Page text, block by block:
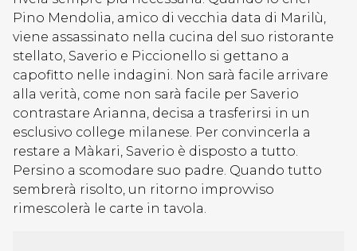
Pino Mendolia, amico di vecchia data di Marilù,
viene assassinato nella cucina del suo ristorante
stellato, Saverio e Piccionello si gettano a
capofitto nelle indagini. Non sarà facile arrivare
alla verità, come non sarà facile per Saverio
contrastare Arianna, decisa a trasferirsi in un
esclusivo college milanese. Per convincerla a
restare a Màkari, Saverio è disposto a tutto.
Persino a scomodare suo padre. Quando tutto
sembrerà risolto, un ritorno improvviso
rimescolerà le carte in tavola.